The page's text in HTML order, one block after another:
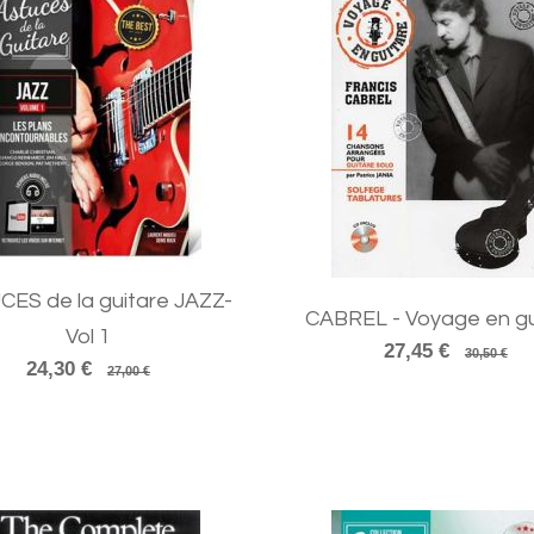
de la guitare JAZZ-
Vol 1
24,30 €
27,00 €
CABREL - Voyage en
27,45 €
30,50 €